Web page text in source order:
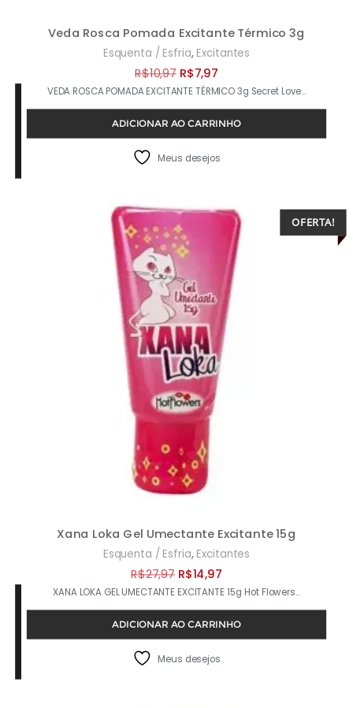
Veda Rosca Pomada Excitante Térmico 3g
Esquenta / Esfria, Excitantes
R$10,97 O
preço
original
era:
R$10,97.
R$7,97O
preço
atual
é:
R$7,97.
VEDA ROSCA POMADA EXCITANTE TÉRMICO 3g Secret Love…
ADICIONAR AO CARRINHO
Meus desejos
OFERTA!
Xana Loka Gel Umectante Excitante 15g
Esquenta / Esfria, Excitantes
R$27,97 O
preço
original
era:
R$27,97.
R$14,97O
preço
atual
é:
XANA LOKA GEL UMECTANTE EXCITANTE 15g Hot Flowers…
ADICIONAR AO CARRINHO
Meus desejos